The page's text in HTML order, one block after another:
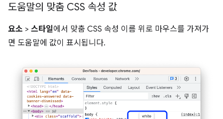
도움말의 맞춤 CSS 속성 값
요소 > 스타일에서 맞춤 CSS 속성 이름 위로 마우스를 가져가
면 도움말에 값이 표시됩니다.